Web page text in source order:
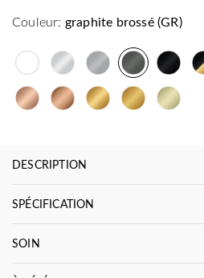
Couleur: graphite brossé (GR)
DESCRIPTION
SPÉCIFICATION
SOIN